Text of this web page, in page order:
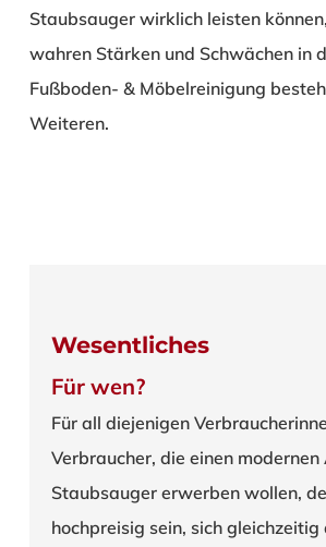
Staubsauger wirklich leisten
wahren Stärken und Schwächen in
Fußboden- & Möbelreinigung
Weiteren.
Wesentliches
Für wen?
Für all diejenigen
Verbraucher, die einen
Staubsauger erwerben wollen,
hochpreisig sein, sich gleichzeitig